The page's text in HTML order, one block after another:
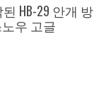
HB-29 안개 방
우 고글